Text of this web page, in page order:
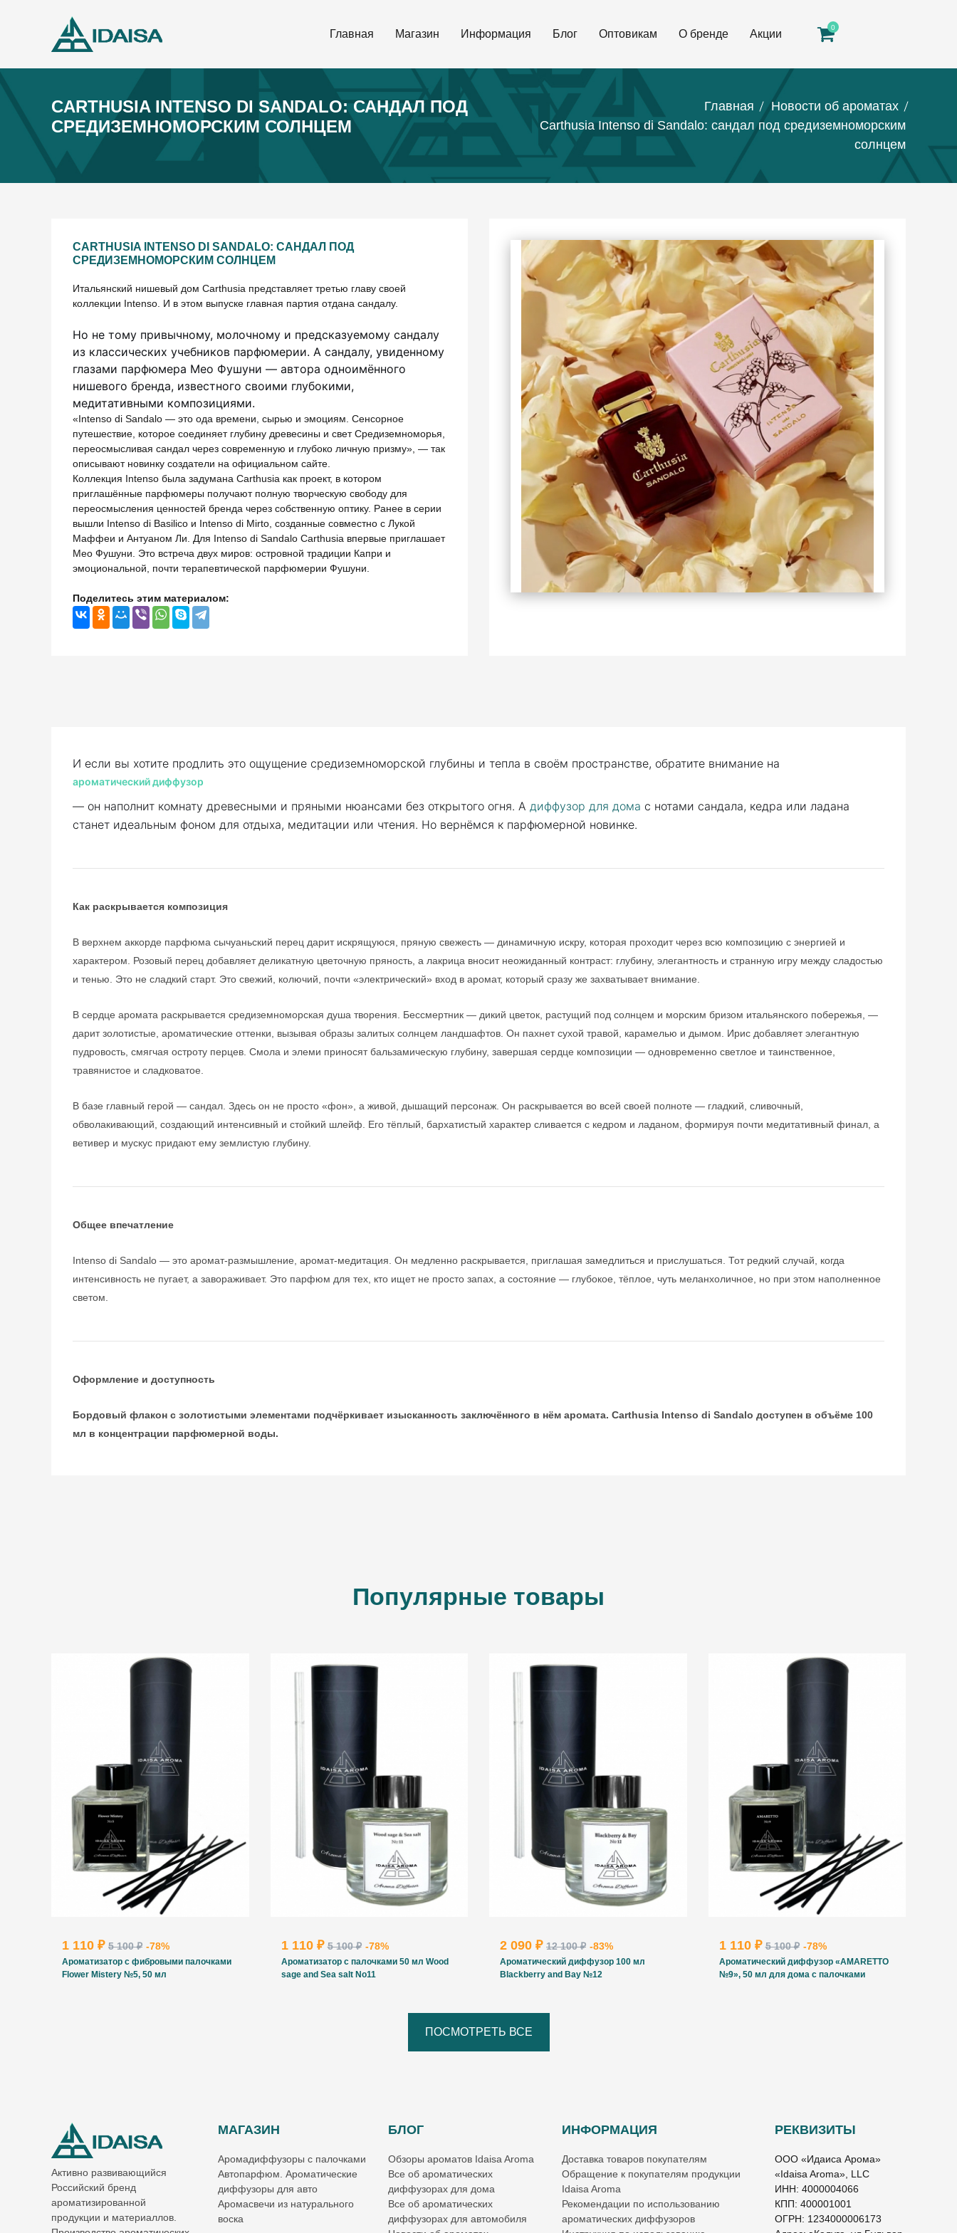
ВВЕДИТЕ И НАЖМИТЕ ENTER
Главная Магазин Информация Блог Оптовикам О бренде Акции
0
CARTHUSIA INTENSO DI SANDALO: САНДАЛ ПОД
СРЕДИЗЕМНОМОРСКИМ СОЛНЦЕМ
Главная
Новости об ароматах
Carthusia Intenso di Sandalo: сандал под средиземноморским
солнцем
CARTHUSIA INTENSO DI SANDALO: САНДАЛ ПОД
СРЕДИЗЕМНОМОРСКИМ СОЛНЦЕМ
Итальянский нишевый дом Carthusia представляет третью главу своей
коллекции Intenso. И в этом выпуске главная партия отдана сандалу.
Но не тому привычному, молочному и предсказуемому сандалу
из классических учебников парфюмерии. А сандалу, увиденному
глазами парфюмера Мео Фушуни — автора одноимённого
нишевого бренда, известного своими глубокими,
медитативными композициями.
«Intenso di Sandalo — это ода времени, сырью и эмоциям. Сенсорное
путешествие, которое соединяет глубину древесины и свет Средиземноморья,
переосмысливая сандал через современную и глубоко личную призму», — так
описывают новинку создатели на официальном сайте.
Коллекция Intenso была задумана Carthusia как проект, в котором
приглашённые парфюмеры получают полную творческую свободу для
переосмысления ценностей бренда через собственную оптику. Ранее в серии
вышли Intenso di Basilico и Intenso di Mirto, созданные совместно с Лукой
Маффеи и Антуаном Ли. Для Intenso di Sandalo Carthusia впервые приглашает
Мео Фушуни. Это встреча двух миров: островной традиции Капри и
эмоциональной, почти терапевтической парфюмерии Фушуни.
Поделитесь этим материалом:
И если вы хотите продлить это ощущение средиземноморской глубины и тепла в своём пространстве, обратите внимание на
ароматический диффузор
— он наполнит комнату древесными и пряными нюансами без открытого огня. А диффузор для дома с нотами сандала, кедра или ладана
станет идеальным фоном для отдыха, медитации или чтения. Но вернёмся к парфюмерной новинке.
Как раскрывается композиция
В верхнем аккорде парфюма сычуаньский перец дарит искрящуюся, пряную свежесть — динамичную искру, которая проходит через всю композицию с энергией и
характером. Розовый перец добавляет деликатную цветочную пряность, а лакрица вносит неожиданный контраст: глубину, элегантность и странную игру между сладостью
и тенью. Это не сладкий старт. Это свежий, колючий, почти «электрический» вход в аромат, который сразу же захватывает внимание.
В сердце аромата раскрывается средиземноморская душа творения. Бессмертник — дикий цветок, растущий под солнцем и морским бризом итальянского побережья, —
дарит золотистые, ароматические оттенки, вызывая образы залитых солнцем ландшафтов. Он пахнет сухой травой, карамелью и дымом. Ирис добавляет элегантную
пудровость, смягчая остроту перцев. Смола и элеми приносят бальзамическую глубину, завершая сердце композиции — одновременно светлое и таинственное,
травянистое и сладковатое.
В базе главный герой — сандал. Здесь он не просто «фон», а живой, дышащий персонаж. Он раскрывается во всей своей полноте — гладкий, сливочный,
обволакивающий, создающий интенсивный и стойкий шлейф. Его тёплый, бархатистый характер сливается с кедром и ладаном, формируя почти медитативный финал, а
ветивер и мускус придают ему землистую глубину.
Общее впечатление
Intenso di Sandalo — это аромат-размышление, аромат-медитация. Он медленно раскрывается, приглашая замедлиться и прислушаться. Тот редкий случай, когда
интенсивность не пугает, а завораживает. Это парфюм для тех, кто ищет не просто запах, а состояние — глубокое, тёплое, чуть меланхоличное, но при этом наполненное
светом.
Оформление и доступность
Бордовый флакон с золотистыми элементами подчёркивает изысканность заключённого в нём аромата. Carthusia Intenso di Sandalo доступен в объёме 100
мл в концентрации парфюмерной воды.
Популярные товары
1 110 ₽ 5 100 ₽ -78%
Ароматизатор с фибровыми палочками
Flower Mistery №5, 50 мл
1 110 ₽5 100 ₽ -78%
Ароматизатор с палочками 50 мл Wood
sage and Sea salt No11
2 090 ₽ 12 100 ₽ -83%
Ароматический диффузор 100 мл
Blackberry and Bay №12
1 110 ₽5 100 ₽ -78%
Ароматический диффузор «AMARETTO
№9», 50 мл для дома с палочками
ПОСМОТРЕТЬ ВСЕ
Активно развивающийся
Российский бренд
ароматизированной
продукции и материаллов.
МАГАЗИН
Аромадиффузоры с палочками
Автопарфюм. Ароматические
диффузоры для авто
Аромасвечи из натурального
воска
БЛОГ
Обзоры ароматов Idaisa Aroma
Все об ароматических
диффузорах для дома
Все об ароматических
диффузорах для автомобиля
ИНФОРМАЦИЯ
Доставка товаров покупателям
Обращение к покупателям продукции
Idaisa Aroma
Рекомендации по использованию
ароматических диффузоров
РЕКВИЗИТЫ
ООО «Идаиса Арома»
«Idaisa Aroma», LLC
ИНН: 4000004066
КПП: 400001001
ОГРН: 1234000006173